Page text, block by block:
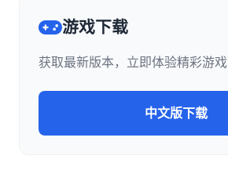
游戏下载
获取最新版本，立即体验精彩游戏
中文版下载